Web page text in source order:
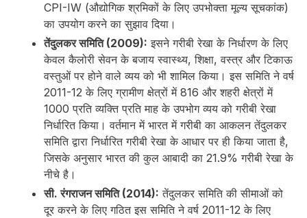
CPI-IW (औद्योगिक श्रमिकों के लिए उपभोक्ता मूल्य सूचकांक)
का उपयोग करने का सुझाव दिया।
तेंदुलकर समिति (2009): इसने गरीबी रेखा के निर्धारण के लिए
केवल कैलोरी सेवन के बजाय स्वास्थ्य, शिक्षा, वस्त्र और टिकाऊ
वस्तुओं पर होने वाले व्यय को भी शामिल किया। इस समिति ने वर्ष
2011-12 के लिए ग्रामीण क्षेत्रों में ₹816 और शहरी क्षेत्रों में
₹1000 प्रति व्यक्ति प्रति माह के उपभोग व्यय को गरीबी रेखा
निर्धारित किया। वर्तमान में भारत में गरीबी का आकलन तेंदुलकर
समिति द्वारा निर्धारित गरीबी रेखा के आधार पर ही किया जाता है,
जिसके अनुसार भारत की कुल आबादी का 21.9% गरीबी रेखा के
नीचे है।
सी. रंगराजन समिति (2014): तेंदुलकर समिति की सीमाओं को
दूर करने के लिए गठित इस समिति ने वर्ष 2011-12 के लिए